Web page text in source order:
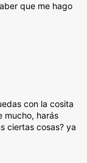
que me hago
con la cosita
mucho, harás
ciertas cosas? ya